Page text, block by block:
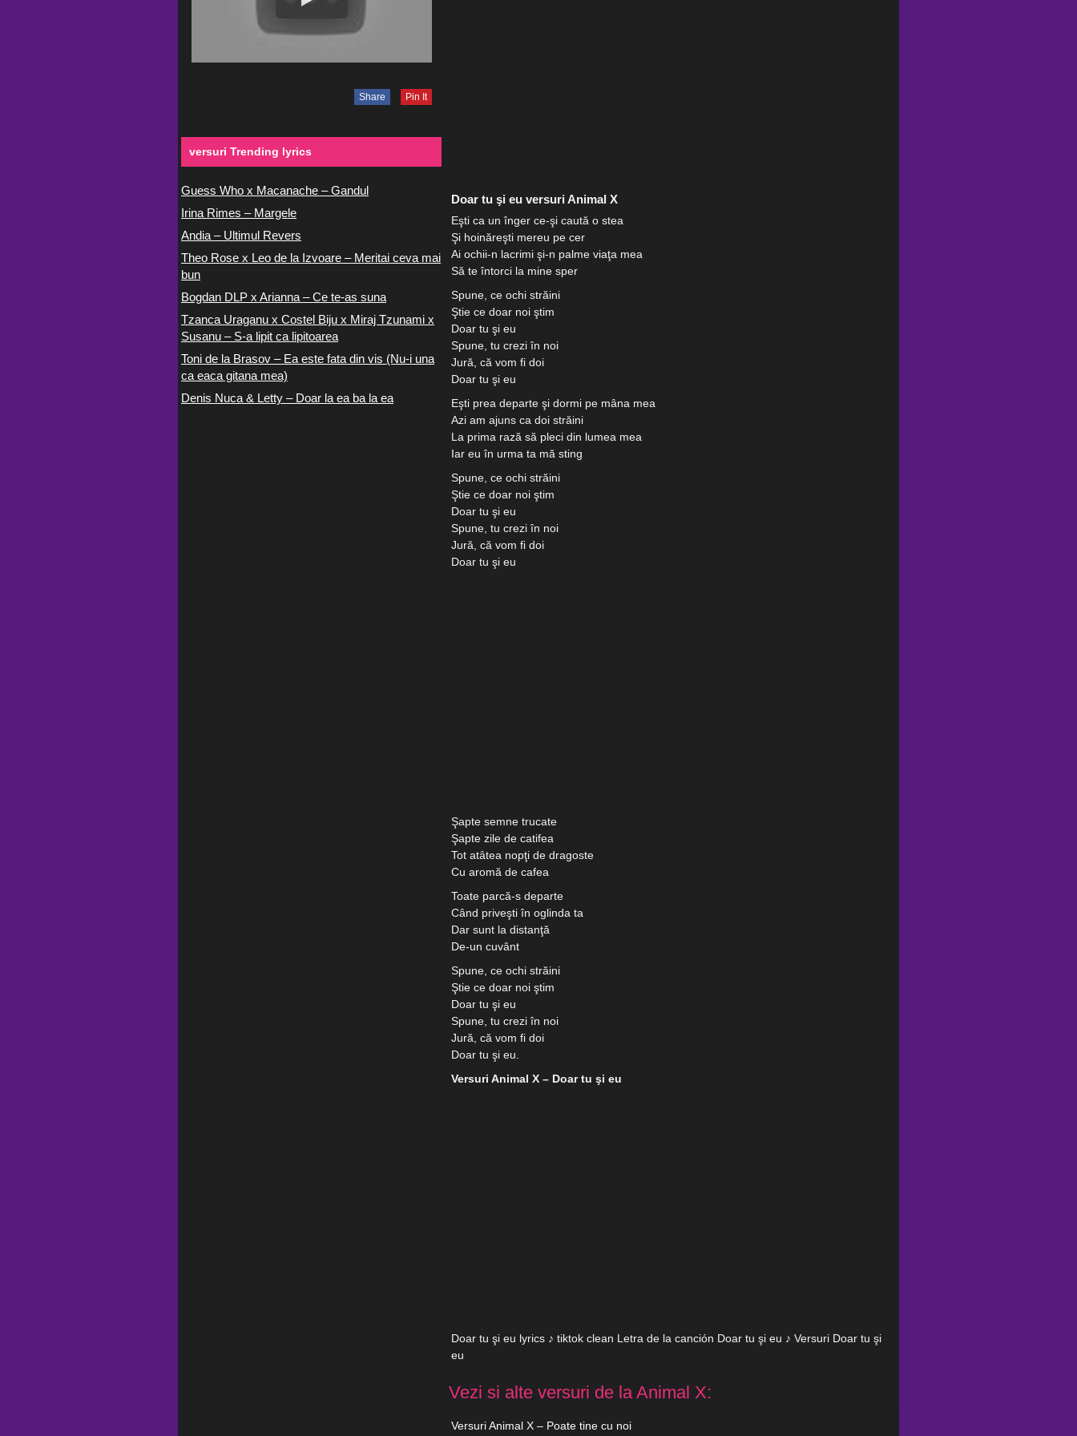
Doar tu şi eu versuri Animal X
Eşti ca un înger ce-şi caută o stea
Şi hoinăreşti mereu pe cer
Ai ochii-n lacrimi şi-n palme viaţa mea
Să te întorci la mine sper
Spune, ce ochi străini
Ştie ce doar noi ştim
Doar tu şi eu
Spune, tu crezi în noi
Jură, că vom fi doi
Doar tu şi eu
Eşti prea departe şi dormi pe mâna mea
Azi am ajuns ca doi străini
La prima rază să pleci din lumea mea
Iar eu în urma ta mă sting
Spune, ce ochi străini
Ştie ce doar noi ştim
Doar tu şi eu
Spune, tu crezi în noi
Jură, că vom fi doi
Doar tu şi eu
Şapte semne trucate
Şapte zile de catifea
Tot atâtea nopţi de dragoste
Cu aromă de cafea
Toate parcă-s departe
Când priveşti în oglinda ta
Dar sunt la distanţă
De-un cuvânt
Spune, ce ochi străini
Ştie ce doar noi ştim
Doar tu şi eu
Spune, tu crezi în noi
Jură, că vom fi doi
Doar tu şi eu.
Versuri Animal X – Doar tu şi eu
Doar tu şi eu lyrics ♪ tiktok clean Letra de la canción Doar tu şi eu ♪ Versuri Doar tu şi
eu
Vezi si alte versuri de la Animal X:
Versuri Animal X – Poate tine cu noi
Share Pin It
versuri Trending lyrics
Guess Who x Macanache – Gandul
Irina Rimes – Margele
Andia – Ultimul Revers
Theo Rose x Leo de la Izvoare – Meritai ceva mai
bun
Bogdan DLP x Arianna – Ce te-as suna
Tzanca Uraganu x Costel Biju x Miraj Tzunami x
Susanu – S-a lipit ca lipitoarea
Toni de la Brasov – Ea este fata din vis (Nu-i una
ca eaca gitana mea)
Denis Nuca & Letty – Doar la ea ba la ea